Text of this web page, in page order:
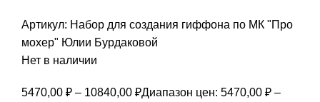
Артикул: Набор для создания гиффона по МК "Про
мохер" Юлии Бурдаковой
Нет в наличии
5470,00 ₽ – 10840,00 ₽Диапазон цен: 5470,00 ₽ –